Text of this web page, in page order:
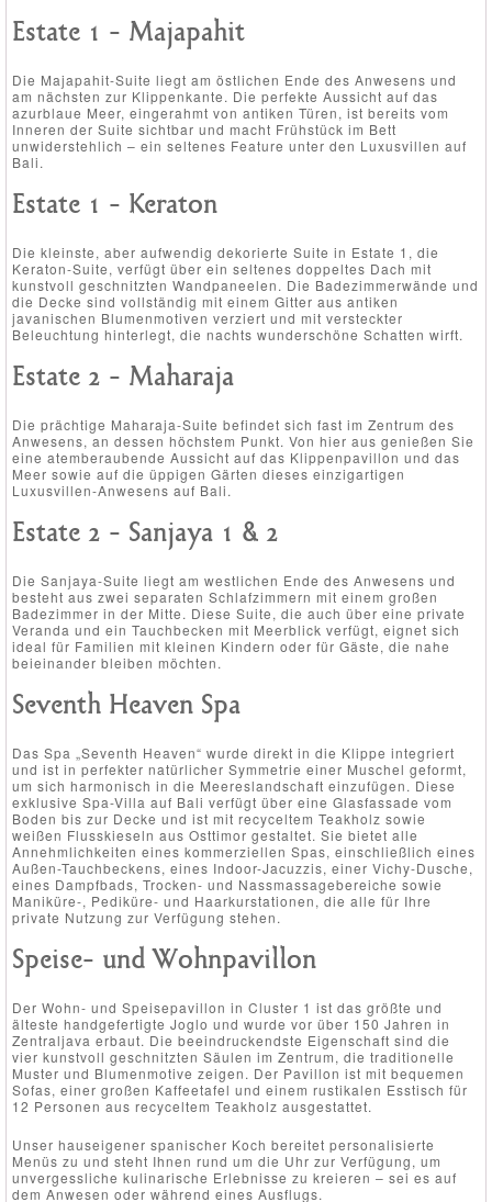
Estate 1 - Majapahit
Die Majapahit-Suite liegt am östlichen Ende des Anwesens und
am nächsten zur Klippenkante. Die perfekte Aussicht auf das
azurblaue Meer, eingerahmt von antiken Türen, ist bereits vom
Inneren der Suite sichtbar und macht Frühstück im Bett
unwiderstehlich – ein seltenes Feature unter den Luxusvillen auf
Bali.
Estate 1 - Keraton
Die kleinste, aber aufwendig dekorierte Suite in Estate 1, die
Keraton-Suite, verfügt über ein seltenes doppeltes Dach mit
kunstvoll geschnitzten Wandpaneelen. Die Badezimmerwände und
die Decke sind vollständig mit einem Gitter aus antiken
javanischen Blumenmotiven verziert und mit versteckter
Beleuchtung hinterlegt, die nachts wunderschöne Schatten wirft.
Estate 2 - Maharaja
Die prächtige Maharaja-Suite befindet sich fast im Zentrum des
Anwesens, an dessen höchstem Punkt. Von hier aus genießen Sie
eine atemberaubende Aussicht auf das Klippenpavillon und das
Meer sowie auf die üppigen Gärten dieses einzigartigen
Luxusvillen-Anwesens auf Bali.
Estate 2 - Sanjaya 1 & 2
Die Sanjaya-Suite liegt am westlichen Ende des Anwesens und
besteht aus zwei separaten Schlafzimmern mit einem großen
Badezimmer in der Mitte. Diese Suite, die auch über eine private
Veranda und ein Tauchbecken mit Meerblick verfügt, eignet sich
ideal für Familien mit kleinen Kindern oder für Gäste, die nahe
beieinander bleiben möchten.
Seventh Heaven Spa
Das Spa „Seventh Heaven“ wurde direkt in die Klippe integriert
und ist in perfekter natürlicher Symmetrie einer Muschel geformt,
um sich harmonisch in die Meereslandschaft einzufügen. Diese
exklusive Spa-Villa auf Bali verfügt über eine Glasfassade vom
Boden bis zur Decke und ist mit recyceltem Teakholz sowie
weißen Flusskieseln aus Osttimor gestaltet. Sie bietet alle
Annehmlichkeiten eines kommerziellen Spas, einschließlich eines
Außen-Tauchbeckens, eines Indoor-Jacuzzis, einer Vichy-Dusche,
eines Dampfbads, Trocken- und Nassmassagebereiche sowie
Maniküre-, Pediküre- und Haarkurstationen, die alle für Ihre
private Nutzung zur Verfügung stehen.
Speise- und Wohnpavillon
Der Wohn- und Speisepavillon in Cluster 1 ist das größte und
älteste handgefertigte Joglo und wurde vor über 150 Jahren in
Zentraljava erbaut. Die beeindruckendste Eigenschaft sind die
vier kunstvoll geschnitzten Säulen im Zentrum, die traditionelle
Muster und Blumenmotive zeigen. Der Pavillon ist mit bequemen
Sofas, einer großen Kaffeetafel und einem rustikalen Esstisch für
12 Personen aus recyceltem Teakholz ausgestattet.
Unser hauseigener spanischer Koch bereitet personalisierte
Menüs zu und steht Ihnen rund um die Uhr zur Verfügung, um
unvergessliche kulinarische Erlebnisse zu kreieren – sei es auf
dem Anwesen oder während eines Ausflugs.